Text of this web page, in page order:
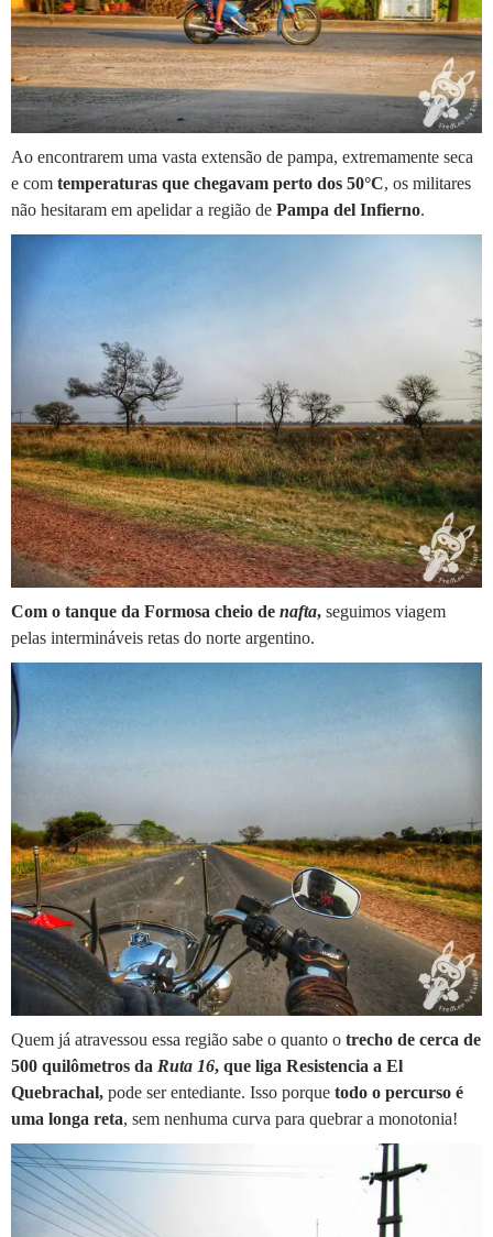
Ao encontrarem uma vasta extensão de pampa, extremamente seca
e com temperaturas que chegavam perto dos 50°C, os militares
não hesitaram em apelidar a região de Pampa del Infierno.
Com o tanque da Formosa cheio de nafta, seguimos viagem
pelas intermináveis retas do norte argentino.
Quem já atravessou essa região sabe o quanto o trecho de cerca de
500 quilômetros da Ruta 16, que liga Resistencia a El
Quebrachal, pode ser entediante. Isso porque todo o percurso é
uma longa reta, sem nenhuma curva para quebrar a monotonia!